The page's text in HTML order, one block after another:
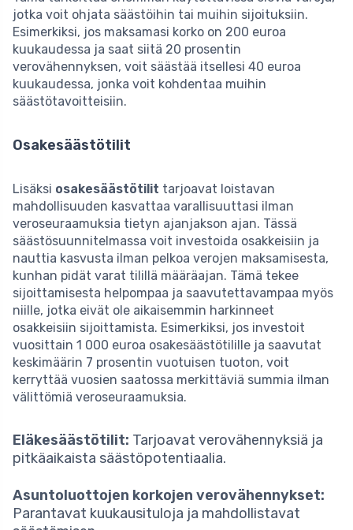
jotka voit ohjata säästöihin tai muihin sijoituksiin.
Esimerkiksi, jos maksamasi korko on 200 euroa
kuukaudessa ja saat siitä 20 prosentin
verovähennyksen, voit säästää itsellesi 40 euroa
kuukaudessa, jonka voit kohdentaa muihin
säästötavoitteisiin.
Osakesäästötilit
Lisäksi osakesäästötilit tarjoavat loistavan
mahdollisuuden kasvattaa varallisuuttasi ilman
veroseuraamuksia tietyn ajanjakson ajan. Tässä
säästösuunnitelmassa voit investoida osakkeisiin ja
nauttia kasvusta ilman pelkoa verojen maksamisesta,
kunhan pidät varat tilillä määräajan. Tämä tekee
sijoittamisesta helpompaa ja saavutettavampaa myös
niille, jotka eivät ole aikaisemmin harkinneet
osakkeisiin sijoittamista. Esimerkiksi, jos investoit
vuosittain 1 000 euroa osakesäästötilille ja saavutat
keskimäärin 7 prosentin vuotuisen tuoton, voit
kerryttää vuosien saatossa merkittäviä summia ilman
välittömiä veroseuraamuksia.
Eläkesäästötilit: Tarjoavat verovähennyksiä ja
pitkäaikaista säästöpotentiaalia.
Asuntoluottojen korkojen verovähennykset:
Parantavat kuukausituloja ja mahdollistavat